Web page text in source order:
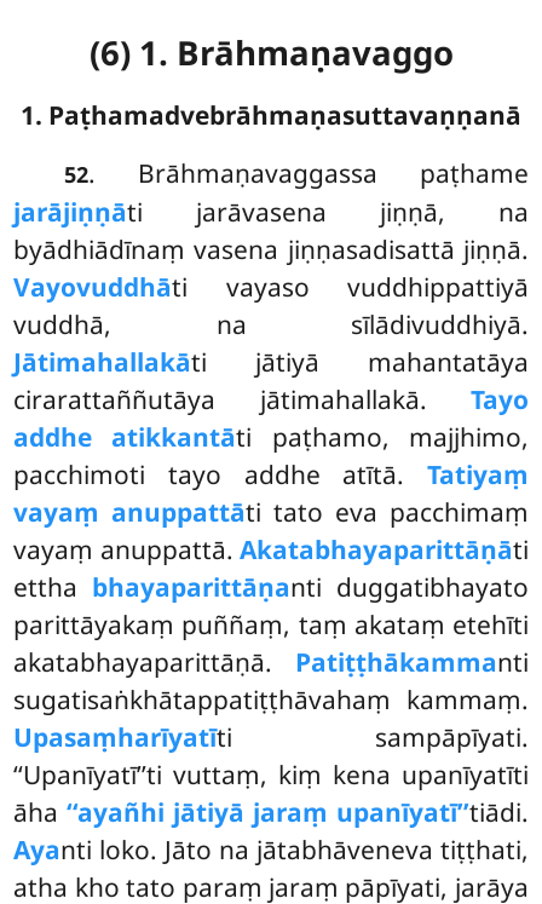
(6) 1. Brāhmaṇavaggo
1. Paṭhamadvebrāhmaṇasuttavaṇṇanā
52. Brāhmaṇavaggassa paṭhame
jarājiṇṇāti jarāvasena jiṇṇā, na
byādhiādīnaṃ vasena jiṇṇasadisattā jiṇṇā.
Vayovuddhāti vayaso vuddhippattiyā
vuddhā, na sīlādivuddhiyā.
Jātimahallakāti jātiyā mahantatāya
cirarattaññutāya jātimahallakā. Tayo
addhe atikkantāti paṭhamo, majjhimo,
pacchimoti tayo addhe atītā. Tatiyaṃ
vayaṃ anuppattāti tato eva pacchimaṃ
vayaṃ anuppattā. Akatabhayaparittāṇāti
ettha bhayaparittāṇanti duggatibhayato
parittāyakaṃ puññaṃ, taṃ akataṃ etehīti
akatabhayaparittāṇā. Patiṭṭhākammanti
sugatisaṅkhātappatiṭṭhāvahaṃ kammaṃ.
Upasaṃharīyatīti sampāpīyati.
‘‘Upanīyatī’’ti vuttaṃ, kiṃ kena upanīyatīti
āha‘‘ayañhi jātiyā jaraṃ upanīyatī’’tiādi.
Ayanti loko. Jāto na jātabhāveneva tiṭṭhati,
atha kho tato paraṃ jaraṃ pāpīyati, jarāya